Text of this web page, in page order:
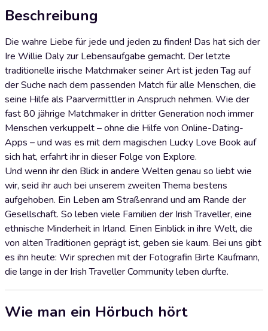
Beschreibung
Die wahre Liebe für jede und jeden zu finden! Das hat sich der
Ire Willie Daly zur Lebensaufgabe gemacht. Der letzte
traditionelle irische Matchmaker seiner Art ist jeden Tag auf
der Suche nach dem passenden Match für alle Menschen, die
seine Hilfe als Paarvermittler in Anspruch nehmen. Wie der
fast 80 jährige Matchmaker in dritter Generation noch immer
Menschen verkuppelt – ohne die Hilfe von Online-Dating-
Apps – und was es mit dem magischen Lucky Love Book auf
sich hat, erfahrt ihr in dieser Folge von Explore.
Und wenn ihr den Blick in andere Welten genau so liebt wie
wir, seid ihr auch bei unserem zweiten Thema bestens
aufgehoben. Ein Leben am Straßenrand und am Rande der
Gesellschaft. So leben viele Familien der Irish Traveller, eine
ethnische Minderheit in Irland. Einen Einblick in ihre Welt, die
von alten Traditionen geprägt ist, geben sie kaum. Bei uns gibt
es ihn heute: Wir sprechen mit der Fotografin Birte Kaufmann,
die lange in der Irish Traveller Community leben durfte.
Wie man ein Hörbuch hört